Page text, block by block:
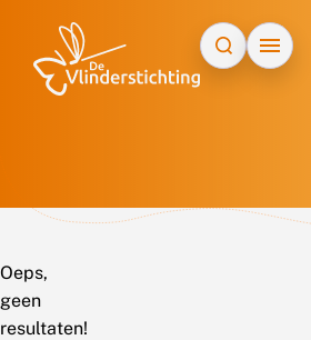
Oeps,
geen
resultaten!